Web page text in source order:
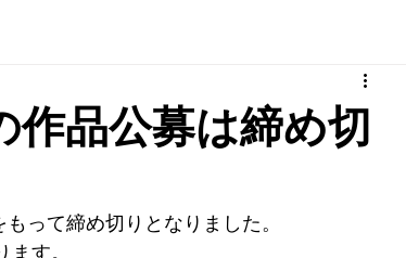
作品公募は締め切
って締め切りとなりました。
す。